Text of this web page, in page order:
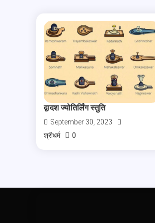
द्वादश ज्योतिर्लिंग स्तुति
September 30, 2023
श्रीधर्म
0